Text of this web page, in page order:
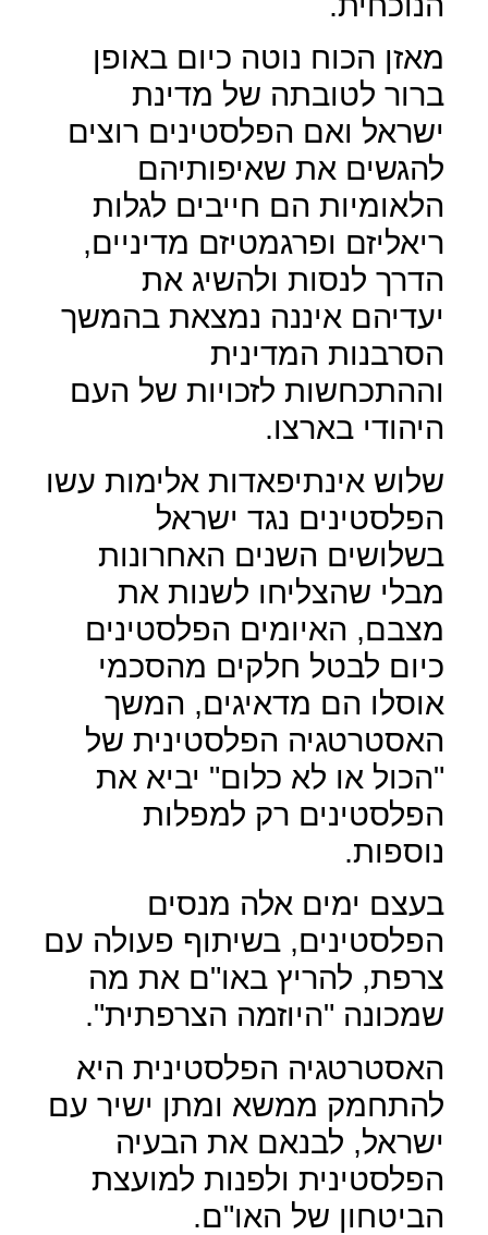
מאזן הכוח נוטה כיום באופן
ברור לטובתה של מדינת
ישראל ואם הפלסטינים רוצים
להגשים את שאיפותיהם
הלאומיות הם חייבים לגלות
ריאליזם ופרגמטיזם מדיניים,
הדרך לנסות ולהשיג את
יעדיהם איננה נמצאת בהמשך
הסרבנות המדינית
וההתכחשות לזכויות של העם
היהודי בארצו.
שלוש אינתיפאדות אלימות עשו
הפלסטינים נגד ישראל
בשלושים השנים האחרונות
מבלי שהצליחו לשנות את
מצבם, האיומים הפלסטינים
כיום לבטל חלקים מהסכמי
אוסלו הם מדאיגים, המשך
האסטרטגיה הפלסטינית של
"הכול או לא כלום" יביא את
הפלסטינים רק למפלות
נוספות.
בעצם ימים אלה מנסים
הפלסטינים, בשיתוף פעולה עם
צרפת, להריץ באו"ם את מה
שמכונה "היוזמה הצרפתית".
האסטרטגיה הפלסטינית היא
להתחמק ממשא ומתן ישיר עם
ישראל, לבנאם את הבעיה
הפלסטינית ולפנות למועצת
הביטחון של האו"ם.